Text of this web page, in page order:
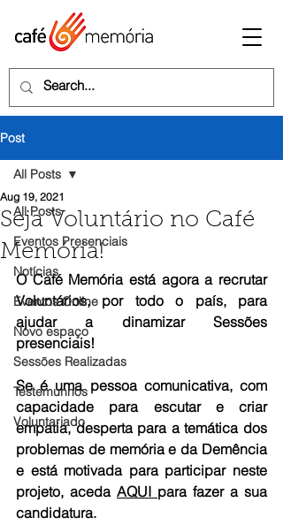
Post
All Posts
Eventos Presenciais
Notícias
Eventos Online
Novo espaço
Sessões Realizadas
Testemunhos
Voluntariado
All Posts
Seja Voluntário no Café
Memória!
Aug 19, 2021
O Café Memória está agora a recrutar
Voluntários, por todo o país, para
ajudar a dinamizar Sessões
presenciais!
Se é uma pessoa comunicativa, com
capacidade para escutar e criar
empatia, desperta para a temática dos
problemas de memória e da Demência
e está motivada para participar neste
projeto, aceda AQUI
para fazer a sua
candidatura.